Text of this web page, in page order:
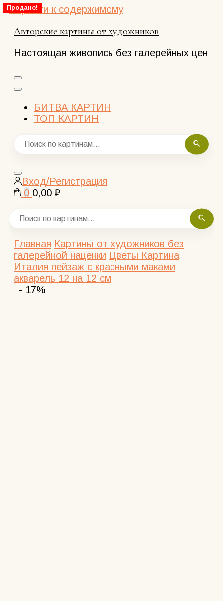
Перейти к содержимому
Авторские картины от художников
Настоящая живопись без галерейных цен
БИТВА КАРТИН
ТОП КАРТИН
Закрыть
поиск
Вход/Регистрация
0 0,00 ₽
Главная Картины от художников без
галерейной наценки Цветы Картина
Италия пейзаж с красными маками
акварель 12 на 12 см
- 17%
Продано!